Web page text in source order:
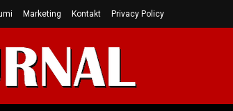
Marketing Kontakt Privacy Policy